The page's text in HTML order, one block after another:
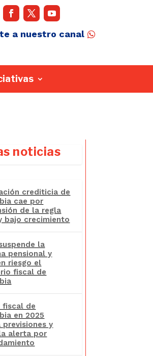
a nuestro canal
noticias
crediticia de
cae por
de la regla
bajo crecimiento
la
pensional y
riesgo el
fiscal de
fiscal de
en 2025
previsiones y
alerta por